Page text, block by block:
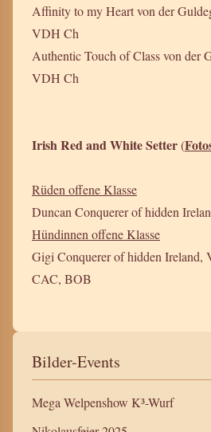
Affinity to my Heart von der
VDH Ch
Authentic Touch of Class von der
VDH Ch
Irish Red and White Setter(
Rüden offene Klasse
Duncan Conquerer of hidden
Hündinnen offene Klasse
Gigi Conquerer of hidden
CAC, BOB
Bilder-Events
Mega Welpenshow K³-Wurf